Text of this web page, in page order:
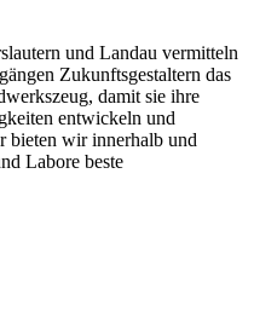
und Landau vermitteln
Zukunftsgestaltern das
damit sie ihre
entwickeln und
bieten wir innerhalb und
Labore beste